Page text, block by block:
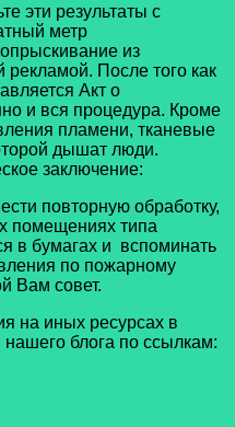
эти результаты с
метр
из
После того как
Акт о
и вся процедура. Кроме
пламени, тканевые
дышат люди.
заключение:
повторную обработку,
помещениях типа
в бумагах и вспоминать
по пожарному
Вам совет.
на иных ресурсах в
блога по ссылкам: